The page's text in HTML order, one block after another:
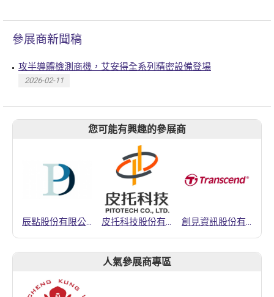
參展商新聞稿
攻半導體檢測商機，艾安得全系列精密設備登場
2026-02-11
您可能有興趣的參展商
辰點股份有限公司 皮托科技股份有限公司 創見資訊股份有限公司
人氣參展商專區